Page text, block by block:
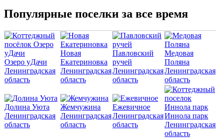
Популярные поселки за все время
Озеро уДачи
Ленинградская
область
Новая
Екатериновка
Ленинградская
область
Павловский
ручей
Ленинградская
область
Медовая
Поляна
Ленинградская
область
Долина Уюта
Ленинградская
область
Жемчужина
Ленинградская
область
Ежевичное
Ленинградская
область
Иннола парк
Ленинградская
область